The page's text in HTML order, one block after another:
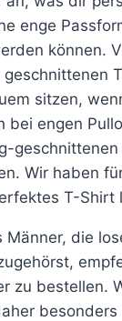
enge
können.
sitzen,
bei engen
Wir haben
T-Shirt
Männer, die
zu bestellen.